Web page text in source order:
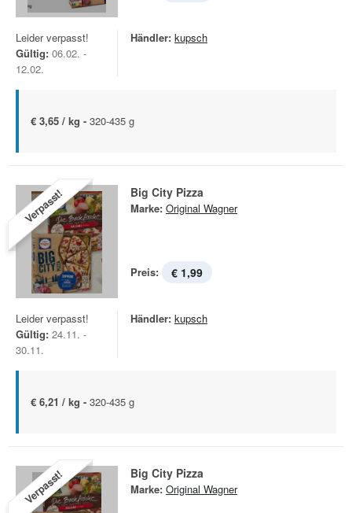
Leider verpasst!
Gültig: 06.02. -
12.02.
Händler: kupsch
€ 3,65 / kg - 320-435 g
Verpasst! Big City Pizza
Marke: Original Wagner
Preis: € 1,99
Leider verpasst!
Gültig: 24.11. -
30.11.
Händler: kupsch
€ 6,21 / kg - 320-435 g
Verpasst! Big City Pizza
Marke: Original Wagner